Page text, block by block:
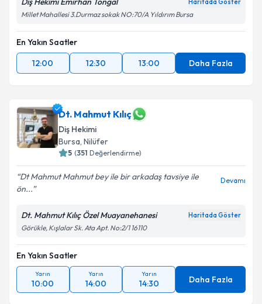
Haritada Göster
Millet Mahallesi 3.Durmaz sokak NO:70/A Yıldırım Bursa
En Yakın Saatler
12:00
12:30 13:00 Daha Fazla
Dt. Mahmut Kılıç
Diş Hekimi
Bursa, Nilüfer
5 (351 Değerlendirme)
Dt Mahmut Mahmut bey ile bir arkadaş tavsiye ile
ön...
Devamı
Dt. Mahmut Kılıç Özel Muayanehanesi Haritada Göster
Görükle, Kışlalar Sk. Ata Apt. No:2/1 16110
En Yakın Saatler
Yarın
10:00
Yarın
14:00
Yarın
14:30 Daha Fazla